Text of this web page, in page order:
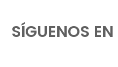
SÍGUENOS EN